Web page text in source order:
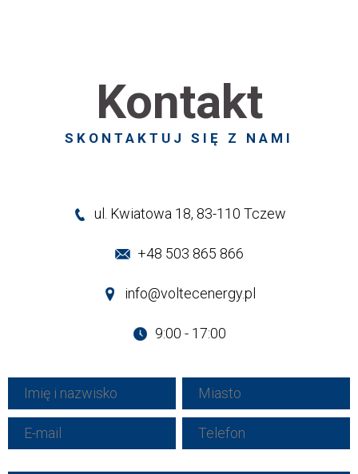
Kontakt
SKONTAKTUJ SIĘ Z NAMI
ul. Kwiatowa 18, 83-110 Tczew
+48 503 865 866
info@voltecenergy.pl
9:00 - 17:00